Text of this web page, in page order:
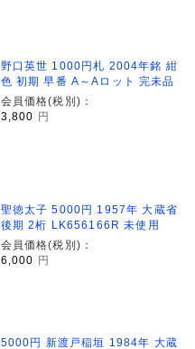
野口英世 1000円札 2004年銘 紺
色 初期 早番 A～Aロット 完未品
会員価格(税別)：
3,800 円
聖徳太子 5000円 1957年 大蔵省
後期 2桁 LK656166R 未使用
会員価格(税別)：
6,000 円
5000円 新渡戸稲垣 1984年 大蔵